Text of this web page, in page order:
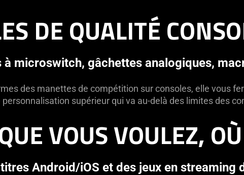
DE QUALITÉ
à microswitch, gâchettes analogiques,
des manettes de compétition sur consoles, elle vous
personnalisation supérieur qui va au-delà des limites des
VOUS VOULEZ,
Android/iOS et des jeux en streaming